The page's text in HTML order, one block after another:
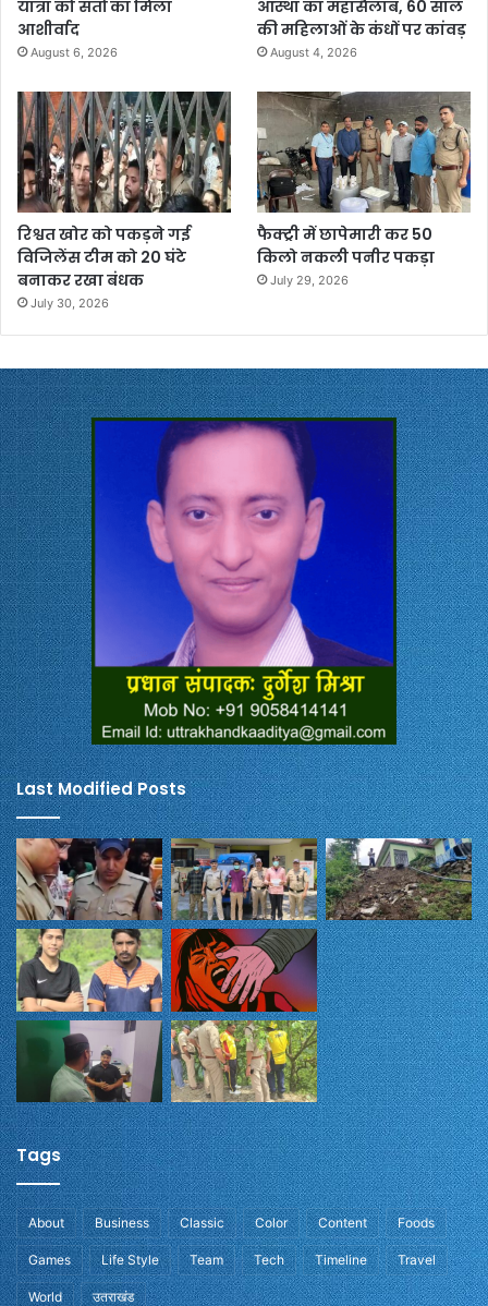
यात्रा को संतों का मिला
आशीर्वाद
August 6, 2026
आस्था का महासैलाब, 60 साल
की महिलाओं के कंधों पर कांवड़
August 4, 2026
रिश्वत खोर को पकड़ने गई
विजिलेंस टीम को 20 घंटे
बनाकर रखा बंधक
July 30, 2026
फैक्ट्री में छापेमारी कर 50
किलो नकली पनीर पकड़ा
July 29, 2026
Last Modified Posts
Tags
About Business Classic Color Content Foods
Games Life Style Team Tech Timeline Travel
World उतराखंड